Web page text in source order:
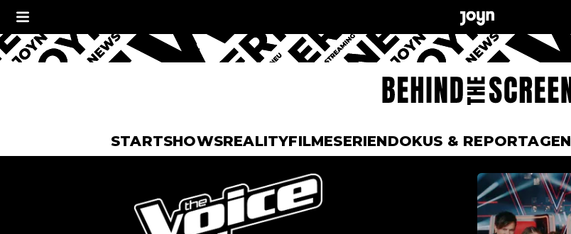
STARTSHOWSREALITYFILMESERIENDOKUS & REPORTAGEN